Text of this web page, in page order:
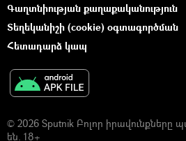
Գաղտնիության քաղաքականություն
Տեղեկանիշի (cookie) օգտագործման
Հետադարձ կապ
© 2026 Sputnik Բոլոր
են. 18+